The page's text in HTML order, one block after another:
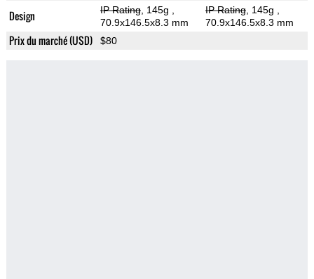
Design IP Rating, 145g
70.9x146.5x8.3 mm
IP Rating, 145g
70.9x146.5x8.3 mm
Prix du marché (USD) $80